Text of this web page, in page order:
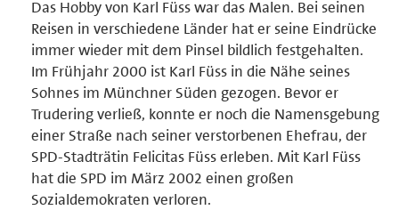
Das Hobby von Karl Füss war das Malen. Bei seinen
Reisen in verschiedene Länder hat er seine Eindrücke
immer wieder mit dem Pinsel bildlich festgehalten.
Im Frühjahr 2000 ist Karl Füss in die Nähe seines
Sohnes im Münchner Süden gezogen. Bevor er
Trudering verließ, konnte er noch die Namensgebung
einer Straße nach seiner verstorbenen Ehefrau, der
SPD-Stadträtin Felicitas Füss erleben. Mit Karl Füss
hat die SPD im März 2002 einen großen
Sozialdemokraten verloren.